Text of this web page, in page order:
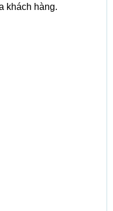
khách hàng.